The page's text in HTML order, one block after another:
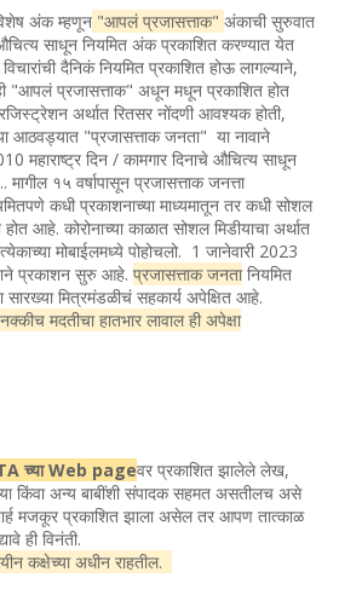
अंक म्हणून "आपलं प्रजासत्ताक" अंकाची सुरुवात
औचित्य साधून नियमित अंक प्रकाशित करण्यात येत
दैनिकं नियमित प्रकाशित होऊ लागल्याने,
"आपलं प्रजासत्ताक" अधून मधून प्रकाशित होत
अर्थात रितसर नोंदणी आवश्यक होती,
आठवड्यात "प्रजासत्ताक जनता" या नावाने
महाराष्ट्र दिन / कामगार दिनाचे औचित्य साधून
१५ वर्षापासून प्रजासत्ताक जनत्ता
कधी प्रकाशनाच्या माध्यमातून तर कधी सोशल
आहे. कोरोनाच्या काळात सोशल मिडीयाचा अर्थात
मोबाईलमध्ये पोहोचलो. 1 जानेवारी 2023
प्रकाशन सुरु आहे. प्रजासत्ताक जनतानियमित
सारख्या मित्रमंडळीचं सहकार्य अपेक्षित आहे.
मदतीचा हातभार लावाल ही अपेक्षा
च्या Web pageवर प्रकाशित झालेले लेख,
किंवा अन्य बाबींशी संपादक सहमत असतीलच असे
मजकूर प्रकाशित झाला असेल तर आपण तात्काळ
ही विनंती.
कक्षेच्या अधीन राहतील.